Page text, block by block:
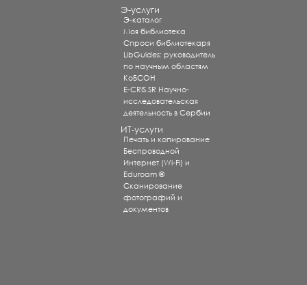
Э-услуги
Э-каталог
Моя библиотека
Спроси библиотекаря
LibGuides: руководитель
по научным областям
КоБСОН
E-CRIS.SR Научно-
исследовательская
деятельность в Сербии
ИТ-услуги
Печать и копирование
Беспроводной
Интернет (Wi-Fi) и
Eduroam ®
Сканирование
фотографий и
документов